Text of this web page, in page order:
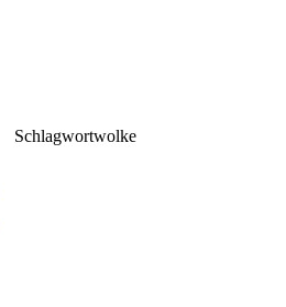
Schlagwortwolke